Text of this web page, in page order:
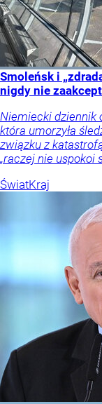
Smoleńsk i
nigdy nie
Niemiecki dziennik
która umorzyła
związku z
„raczej nie uspokoi
ŚwiatKraj